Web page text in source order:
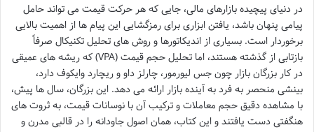
در دنیای پیچیده بازارهای مالی، جایی که هر حرکت قیمت می تواند حامل
پیامی پنهان باشد، یافتن ابزاری برای رمزگشایی این پیام ها از اهمیت بالایی
برخوردار است. بسیاری از اندیکاتورها و روش های تحلیل تکنیکال صرفاً
بازتابی از گذشته هستند، اما تحلیل حجم قیمت (VPA) که ریشه های عمیقی
در کار بزرگان بازار چون جس لیورمور، چارلز داو و ریچارد وایکوف دارد،
بینشی منحصر به فرد به آینده بازار ارائه می دهد. این بزرگان، سال ها پیش،
با مشاهده دقیق حجم معاملات و ترکیب آن با نوسانات قیمت، به ثروت های
هنگفتی دست یافتند و این کتاب، همان اصول جاودانه را در قالبی مدرن و